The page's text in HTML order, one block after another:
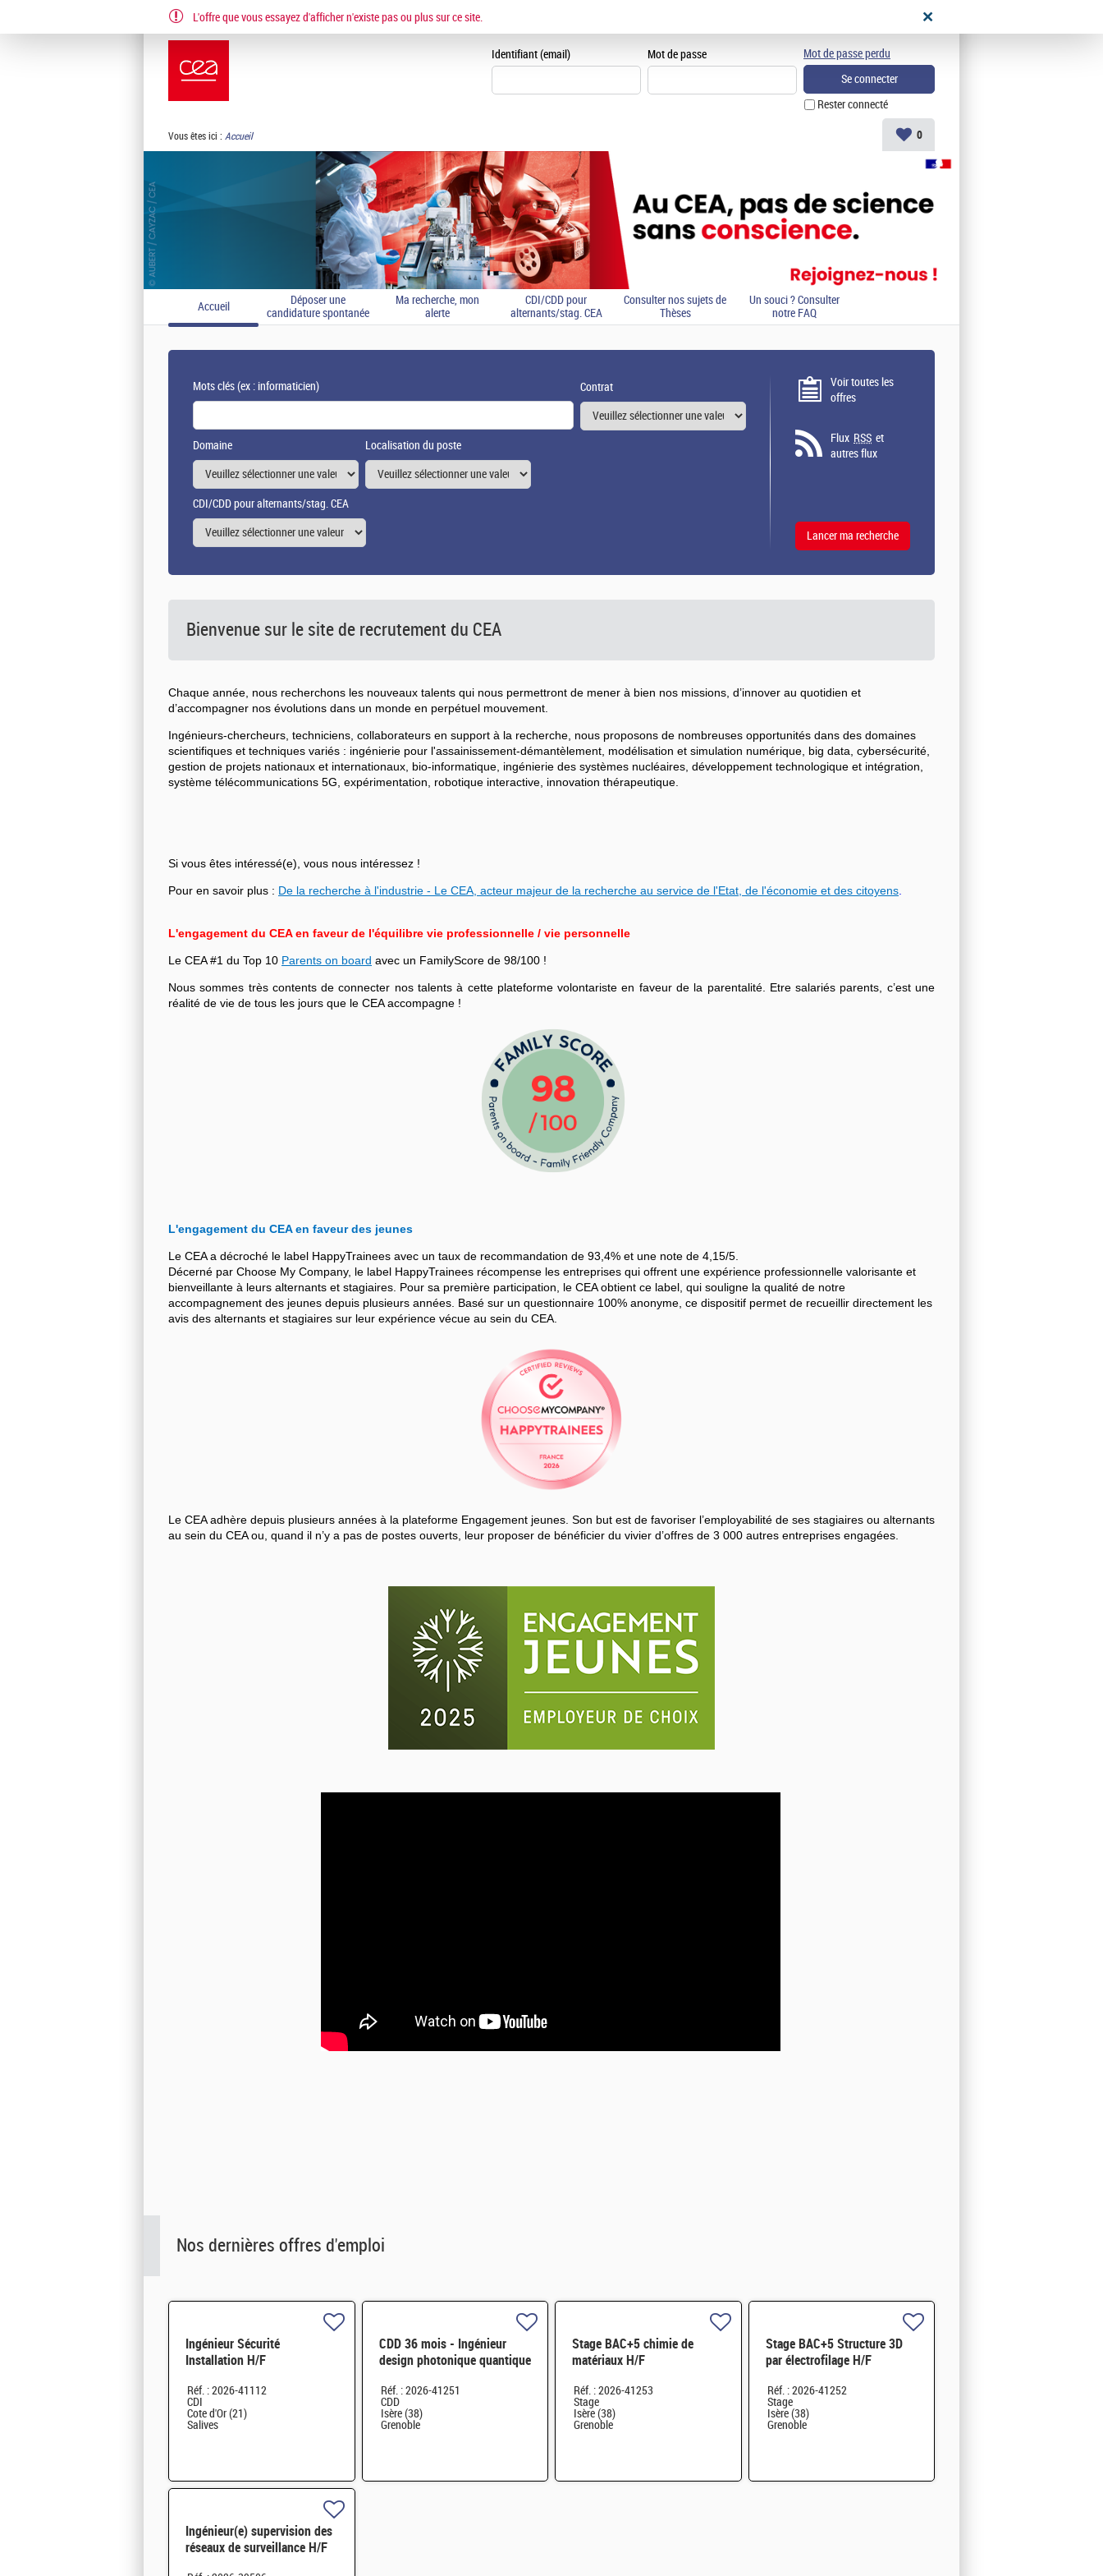
EN FR
Identifiant (email) Mot de passe
Rester connecté
Mot de passe perdu
Vous êtes ici : Accueil 0
Accueil
Déposer une
candidature spontanée
Ma recherche, mon
alerte
CDI/CDD pour
alternants/stag. CEA
Consulter nos sujets de
Thèses
Un souci ? Consulter
notre FAQ
Mots clés(ex : informaticien) Contrat
Domaine Localisation du poste
CDI/CDD pour alternants/stag. CEA
Voir toutes les
offres
Flux RSS et
autres flux
L'offre que vous essayez d'afficher n'existe pas ou plus sur ce site.
Bienvenue sur le site de recrutement du CEA
Chaque année, nous recherchons les nouveaux talents qui nous permettront de mener à bien nos missions, d’innover au quotidien et
d’accompagner nos évolutions dans un monde en perpétuel mouvement.
Ingénieurs-chercheurs, techniciens, collaborateurs en support à la recherche, nous proposons de nombreuses opportunités dans des domaines
scientifiques et techniques variés : ingénierie pour l'assainissement-démantèlement, modélisation et simulation numérique, big data, cybersécurité,
gestion de projets nationaux et internationaux, bio-informatique, ingénierie des systèmes nucléaires, développement technologique et intégration,
système télécommunications 5G, expérimentation, robotique interactive, innovation thérapeutique.
Si vous êtes intéressé(e), vous nous intéressez !
Pour en savoir plus : De la recherche à l'industrie - Le CEA, acteur majeur de la recherche au service de l'Etat, de l'économie et des citoyens.
L'engagement du CEA en faveur de l'équilibre vie professionnelle / vie personnelle
Le CEA #1 du Top 10 Parents on board avec un FamilyScore de 98/100 !
Nous sommes très contents de connecter nos talents à cette plateforme volontariste en faveur de la parentalité. Etre salariés parents, c’est une
réalité de vie de tous les jours que le CEA accompagne !
L'engagement du CEA en faveur des jeunes
Le CEA a décroché le label HappyTrainees avec un taux de recommandation de 93,4% et une note de 4,15/5.
Décerné par Choose My Company, le label HappyTrainees récompense les entreprises qui offrent une expérience professionnelle valorisante et
bienveillante à leurs alternants et stagiaires. Pour sa première participation, le CEA obtient ce label, qui souligne la qualité de notre
accompagnement des jeunes depuis plusieurs années. Basé sur un questionnaire 100% anonyme, ce dispositif permet de recueillir directement les
avis des alternants et stagiaires sur leur expérience vécue au sein du CEA.
Le CEA adhère depuis plusieurs années à la plateforme Engagement jeunes. Son but est de favoriser l’employabilité de ses stagiaires ou alternants
au sein du CEA ou, quand il n’y a pas de postes ouverts, leur proposer de bénéficier du vivier d’offres de 3 000 autres entreprises engagées.
Nos dernières offres d'emploi
Ingénieur Sécurité
Installation H/F
Réf. : 2026-41112
CDI
Cote d'Or (21)
Salives
CDD 36 mois - Ingénieur
design photonique quantique
Réf. : 2026-41251
CDD
Isère (38)
Grenoble
Stage BAC+5 chimie de
matériaux H/F
Réf. : 2026-41253
Stage
Isère (38)
Grenoble
Stage BAC+5 Structure 3D
par électrofilage H/F
Réf. : 2026-41252
Stage
Isère (38)
Grenoble
Ingénieur(e) supervision des
réseaux de surveillance H/F